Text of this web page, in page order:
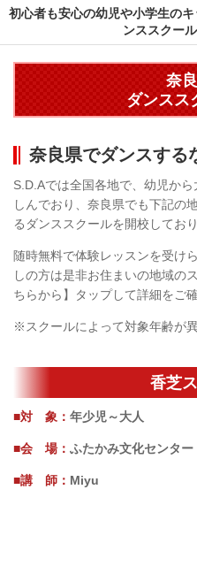
初心者も安心の幼児や小学生の
ンススクー
奈
ダンスス
奈良県でダンスする
S.D.Aでは全国各地で、幼児か
しんでおり、奈良県でも下記の
るダンススクールを開校しており
随時無料で体験レッスンを受け
しの方は是非お住まいの地域の
ちらから】タップして詳細をご
※スクールによって対象年齢が
香芝
■対 象： 年少児～大人
■会 場： ふたかみ文化センター
■講 師： Miyu